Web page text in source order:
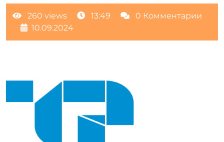
260 views 13:49
0 Комментарии
10.09.2024